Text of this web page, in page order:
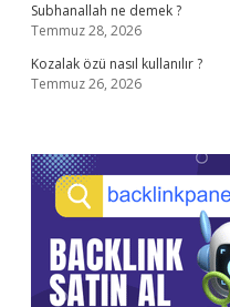
Subhanallah ne demek ?
Temmuz 28, 2026
Kozalak özü nasıl kullanılır ?
Temmuz 26, 2026